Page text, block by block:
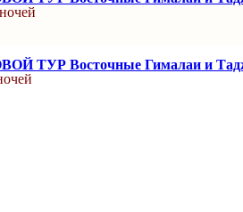
ТУР Восточные Гималаи и